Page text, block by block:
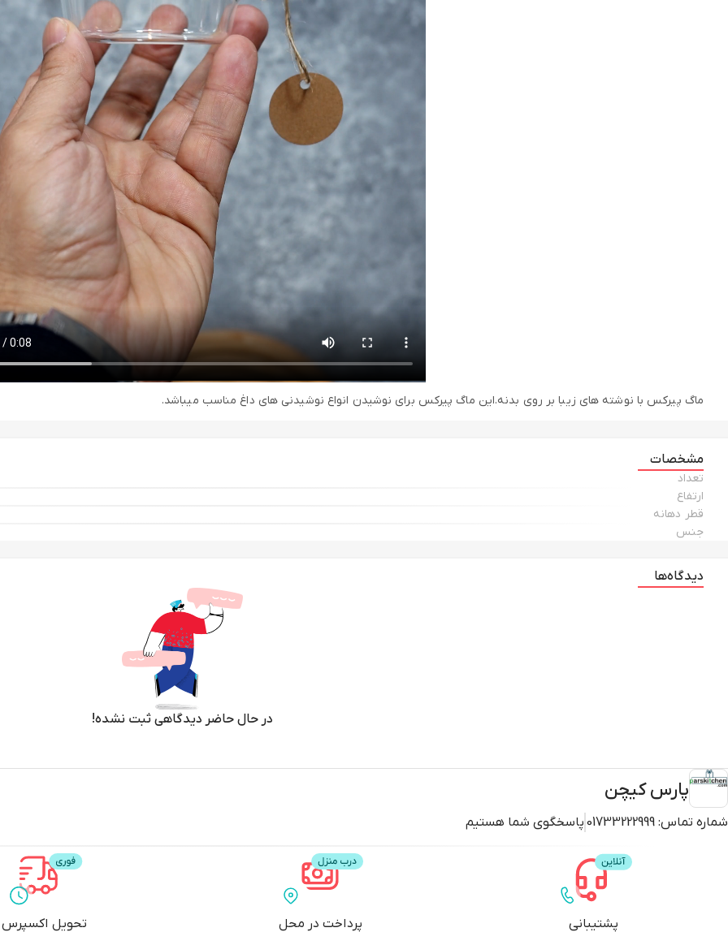
ماگ پیرکس با نوشته های زیبا بر روی بدنه.این ماگ پیرکس برای نوشیدن انواع نوشیدنی های داغ مناسب میباشد.
مشخصات
تعداد
ارتفاع
قطر دهانه
جنس
دیدگاه‌ها
در حال حاضر دیدگاهی ثبت نشده!
پارس کیچن
شماره تماس: 01733222999 پاسخگوی شما هستیم
پشتیبانی پرداخت در محل تحویل اکسپرس